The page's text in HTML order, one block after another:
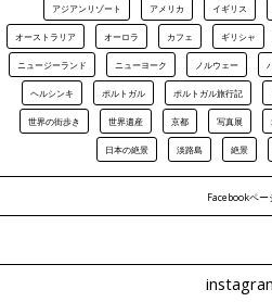
アジアンリゾート アメリカ イギリス
オーストラリア オーロラ カフェ ギリシャ
ニュージーランド ニューヨーク ノルウェー
ヘルシンキ ポルトガル ポルトガル旅行記
世界の街歩き 世界遺産 京都 写真展
日本の絶景 淡路島 絶景
Facebookペー